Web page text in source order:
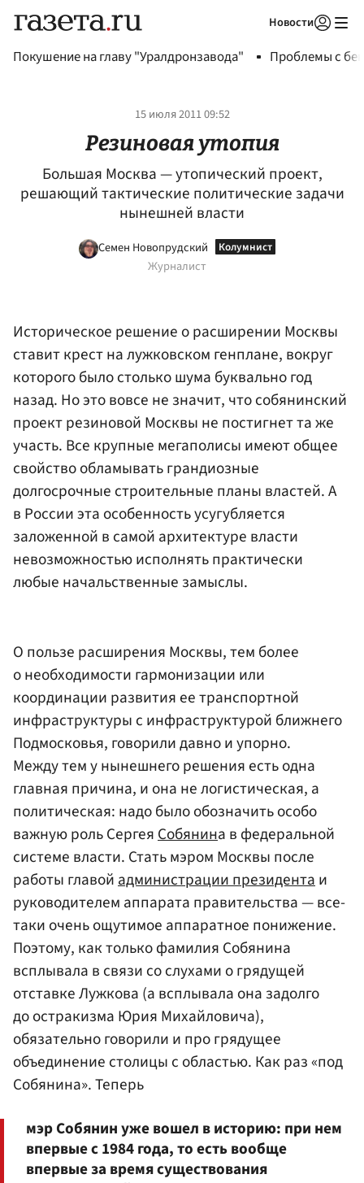
Новости
Покушение на главу "Уралдронзавода" Проблемы с
15 июля 2011 09:52
Резиновая утопия
Большая Москва — утопический проект,
решающий тактические политические задачи
нынешней власти
Семен Новопрудский
Журналист
Историческое решение о расширении Москвы
ставит крест на лужковском генплане, вокруг
которого было столько шума буквально год
назад. Но это вовсе не значит, что собянинский
проект резиновой Москвы не постигнет та же
участь. Все крупные мегаполисы имеют общее
свойство обламывать грандиозные
долгосрочные строительные планы властей. А
в России эта особенность усугубляется
заложенной в самой архитектуре власти
невозможностью исполнять практически
любые начальственные замыслы.
О пользе расширения Москвы, тем более
о необходимости гармонизации или
координации развития ее транспортной
инфраструктуры с инфраструктурой ближнего
Подмосковья, говорили давно и упорно.
Между тем у нынешнего решения есть одна
главная причина, и она не логистическая, а
политическая: надо было обозначить особо
важную роль СергеяСобянина в федеральной
системе власти. Стать мэром Москвы после
работы главойадминистрации президентаи
руководителем аппарата правительства — все-
таки очень ощутимое аппаратное понижение.
Поэтому, как только фамилия Собянина
всплывала в связи со слухами о грядущей
отставке Лужкова (а всплывала она задолго
до остракизма Юрия Михайловича),
обязательно говорили и про грядущее
объединение столицы с областью. Как раз «под
Собянина». Теперь
мэр Собянин уже вошел в историю: при нем
впервые с 1984 года, то есть вообще
впервые за время существования